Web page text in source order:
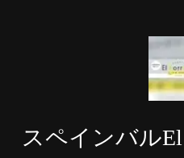
スペインバル